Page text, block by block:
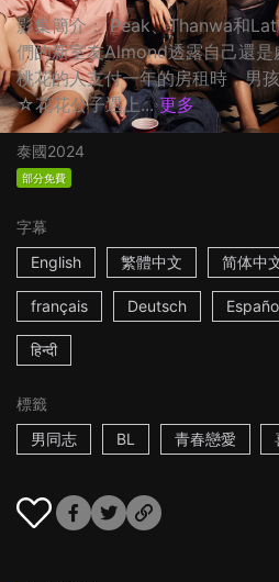
影集簡介： Peak、Thanwa和
們的新室友Almond透露自己還
桃花的人支付一年的房租時，男
☆花花公子遇上... 更多
泰國2024
部分免費
字幕
English
繁體中文 简体中
français Deutsch
हिन्दी
標籤
男同志
BL 青春戀愛